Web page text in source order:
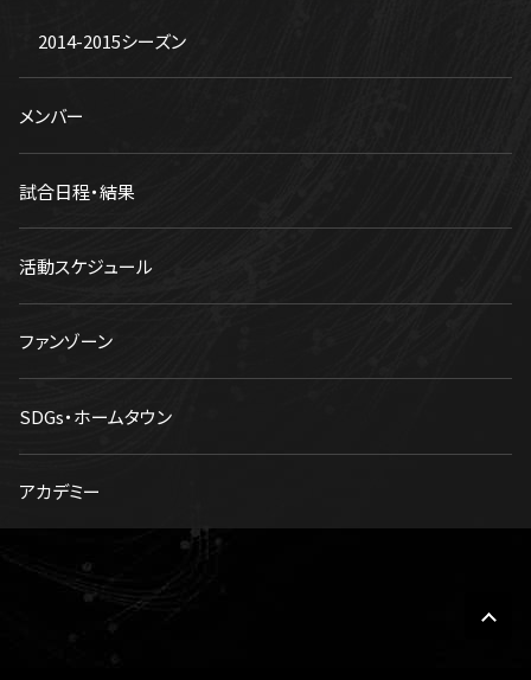
2014-2015シーズン
メンバー
試合日程・結果
活動スケジュール
ファンゾーン
SDGs・ホームタウン
アカデミー